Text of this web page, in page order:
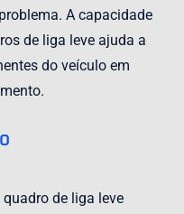
A capacidade
de liga leve ajuda a
do veículo em
de liga leve